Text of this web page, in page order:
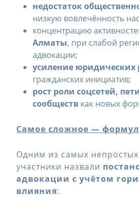
недостаток
низкую вовлечённость
концентрацию
Алматы, при слабой
адвокации;
усиление юридических
гражданских инициатив;
рост роли соцсетей,
сообществ как новых
Самое сложное —
Одним из самых непростых
участники назвали
адвокации с учётом
влияния: